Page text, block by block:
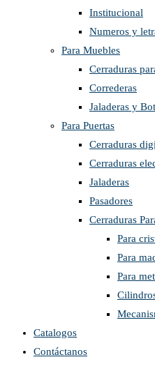
Institucional
Numeros y
Para Muebles
Cerraduras
Correderas
Jaladeras y
Para Puertas
Cerraduras
Cerraduras
Jaladeras
Pasadores
Cerraduras
Para
Para
Para
Catalogos
Contáctanos